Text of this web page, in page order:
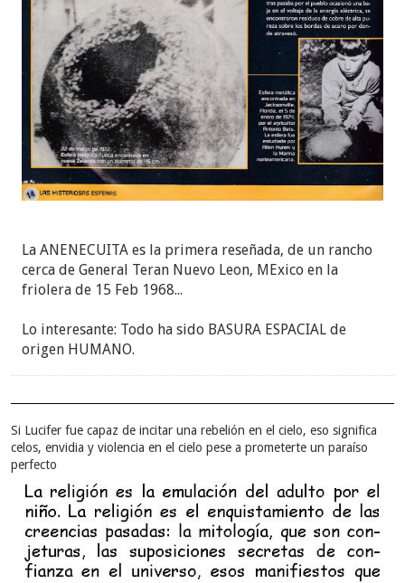
La ANENECUITA es la primera reseñada, de un rancho
cerca de General Teran Nuevo Leon, MExico en la
friolera de 15 Feb 1968...
Lo interesante: Todo ha sido BASURA ESPACIAL de
origen HUMANO.
Si Lucifer fue capaz de incitar una rebelión en el cielo, eso significa
celos, envidia y violencia en el cielo pese a prometerte un paraíso
perfecto